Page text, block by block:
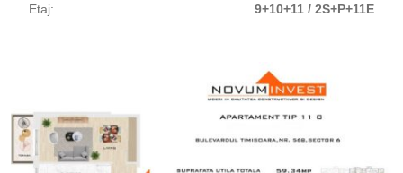
Etaj: 9+10+11 / 2S+P+11E